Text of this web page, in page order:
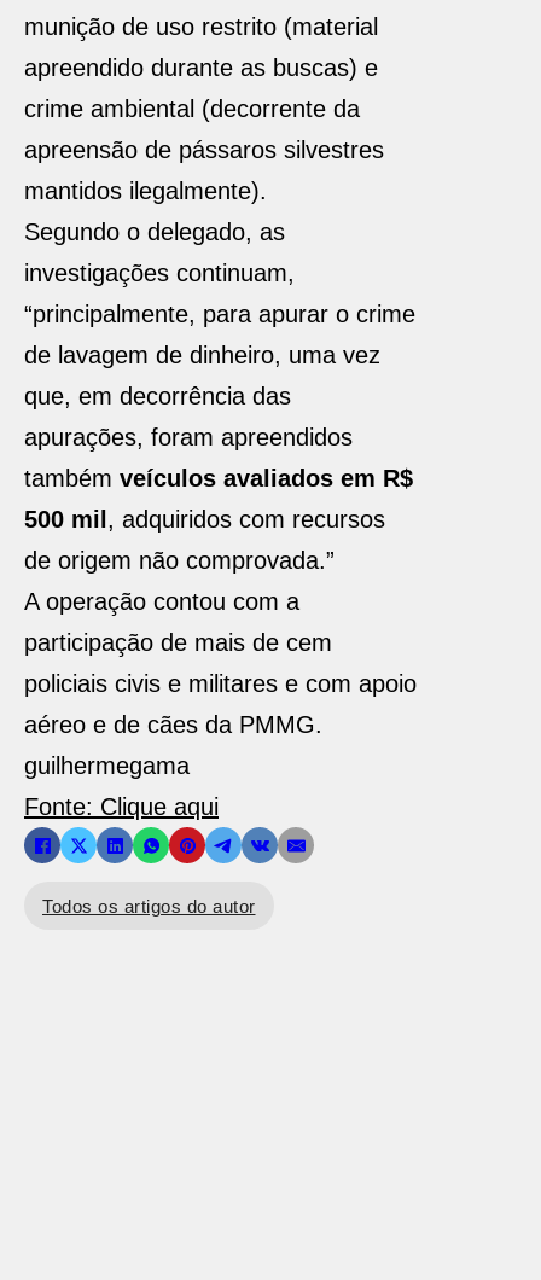
munição de uso restrito (material
apreendido durante as buscas) e
crime ambiental (decorrente da
apreensão de pássaros silvestres
mantidos ilegalmente).
Segundo o delegado, as
investigações continuam,
“principalmente, para apurar o crime
de lavagem de dinheiro, uma vez
que, em decorrência das
apurações, foram apreendidos
também veículos avaliados em R$
500 mil , adquiridos com recursos
de origem não comprovada.”
A operação contou com a
participação de mais de cem
policiais civis e militares e com apoio
aéreo e de cães da PMMG.
guilhermegama
Fonte: Clique aqui
Todos os artigos do autor